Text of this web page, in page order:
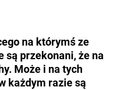
na którymś ze
są przekonani, że na
Może i na tych
każdym razie są